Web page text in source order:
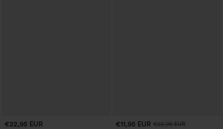
€22,95 EUR €11,95 EUR €22,95 EUR